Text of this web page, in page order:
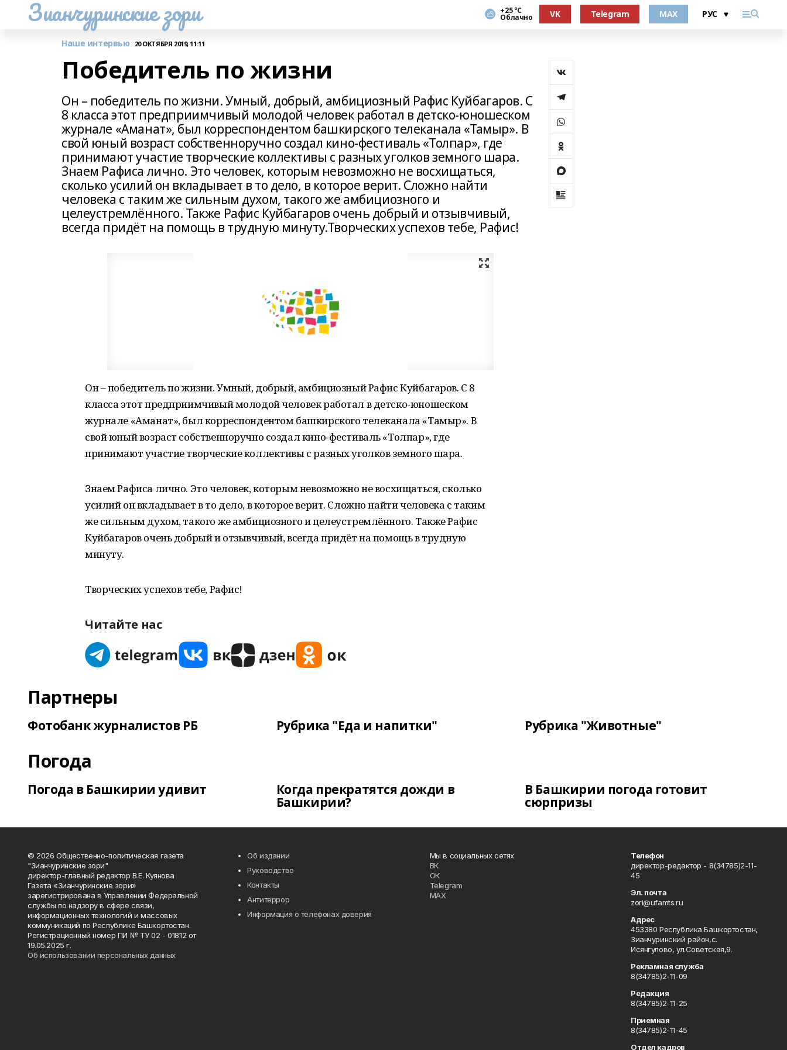
Зианчуринские зори +25 °С
Облачно VK Telegram MAX
Наше интервью 20 ОКТЯБРЯ 2019, 11:11
Победитель по жизни
Он – победитель по жизни. Умный, добрый, амбициозный Рафис Куйбагаров. С
8 класса этот предприимчивый молодой человек работал в детско-юношеском
журнале «Аманат», был корреспондентом башкирского телеканала «Тамыр». В
свой юный возраст собственноручно создал кино-фестиваль «Толпар», где
принимают участие творческие коллективы с разных уголков земного шара.
Знаем Рафиса лично. Это человек, которым невозможно не восхищаться,
сколько усилий он вкладывает в то дело, в которое верит. Сложно найти
человека с таким же сильным духом, такого же амбициозного и
целеустремлённого. Также Рафис Куйбагаров очень добрый и отзывчивый,
всегда придёт на помощь в трудную минуту.Творческих успехов тебе, Рафис!
Он – победитель по жизни. Умный, добрый, амбициозный Рафис Куйбагаров. С 8
класса этот предприимчивый молодой человек работал в детско-юношеском
журнале «Аманат», был корреспондентом башкирского телеканала «Тамыр». В
свой юный возраст собственноручно создал кино-фестиваль «Толпар», где
принимают участие творческие коллективы с разных уголков земного шара.
Знаем Рафиса лично. Это человек, которым невозможно не восхищаться, сколько
усилий он вкладывает в то дело, в которое верит. Сложно найти человека с таким
же сильным духом, такого же амбициозного и целеустремлённого. Также Рафис
Куйбагаров очень добрый и отзывчивый, всегда придёт на помощь в трудную
минуту.
Творческих успехов тебе, Рафис!
Читайте нас
Партнеры
Фотобанк журналистов РБ Рубрика "Еда и напитки" Рубрика "Животные"
Погода
Погода в Башкирии удивит Когда прекратятся дожди в
Башкирии?
В Башкирии погода готовит
сюрпризы
© 2026 Общественно-политическая газета
"Зианчуринские зори"
директор-главный редактор В.Е. Куянова
Газета «Зианчуринские зори»
зарегистрирована в Управлении Федеральной
службы по надзору в сфере связи,
информационных технологий и массовых
коммуникаций по Республике Башкортостан.
Регистрационный номер ПИ № ТУ 02 - 01812 от
19.05.2025 г.
Об использовании персональных данных
Об издании
Руководство
Контакты
Антитеррор
Информация о телефонах доверия
Мы в социальных сетях
ВК
ОК
Telegram
MAX
Телефон
директор-редактор - 8(34785)2-11-
45
Эл. почта
zori@ufamts.ru
Адрес
453380 Республика Башкортостан,
Зианчуринский район,с.
Исянгулово, ул.Советская,9.
Рекламная служба
8(34785)2-11-09
Редакция
8(34785)2-11-25
Приемная
8(34785)2-11-45
Отдел кадров